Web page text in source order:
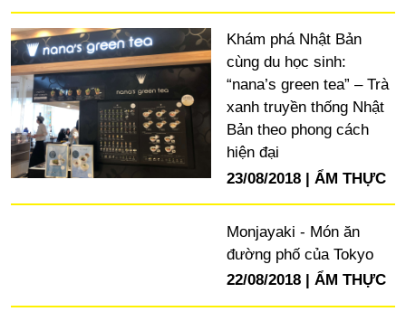
Khám phá Nhật Bản
cùng du học sinh:
“nana’s green tea” – Trà
xanh truyền thống Nhật
Bản theo phong cách
hiện đại
23/08/2018
ẨM THỰC
Monjayaki - Món ăn
đường phố của Tokyo
22/08/2018
ẨM THỰC